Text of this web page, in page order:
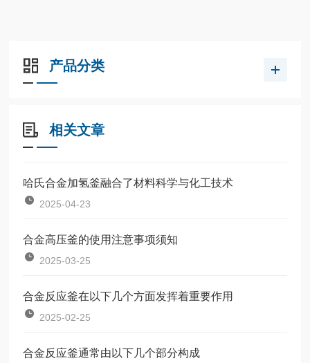
产品分类
相关文章
哈氏合金加氢釜融合了材料科学与化工技术
2025-04-23
合金高压釜的使用注意事项须知
2025-03-25
合金反应釜在以下几个方面发挥着重要作用
2025-02-25
合金反应釜通常由以下几个部分构成